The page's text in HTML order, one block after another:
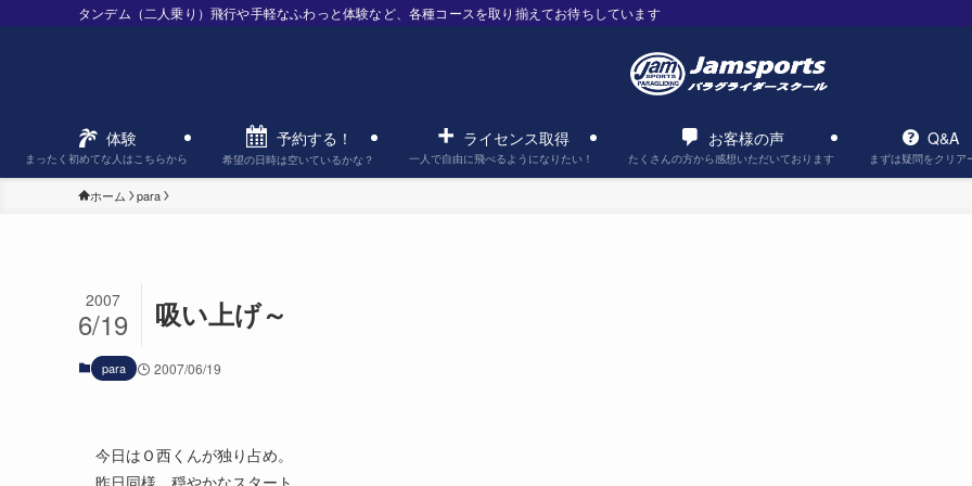
タンデム（二人乗り）飛行や手軽なふわっと体験など、各種コースを取り揃えてお待ちしています
体験
まったく初めてな人はこちらから
予約する！
希望の日時は空いているかな？
ライセンス取得
一人で自由に飛べるようになりたい！
お客様の声
たくさんの方から感想いただいております
Q&A
まずは疑問をクリア
ホーム para
吸い上げ～
2007
6/19
para 2007/06/19
今日はＯ西くんが独り占め。
昨日同様、穏やかなスタート。